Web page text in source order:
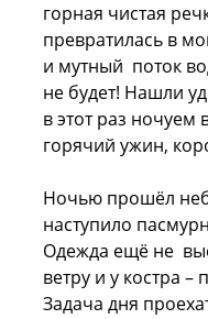
горная чистая
превратилась в
и мутный поток
не будет! Нашли
в этот раз ночуем
горячий ужин,
Ночью прошёл
наступило
Одежда ещё не
ветру и у костра –
Задача дня